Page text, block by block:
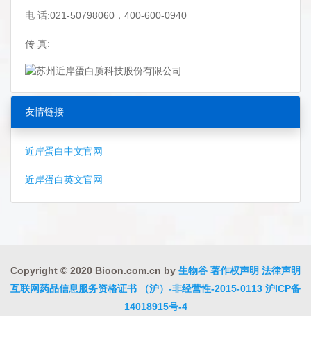
电 话:021-50798060，400-600-0940
传 真:
友情链接
近岸蛋白中文官网
近岸蛋白英文官网
Copyright © 2020 Bioon.com.cn by 生物谷 著作权声明 法律声明
互联网药品信息服务资格证书 （沪）-非经营性-2015-0113 沪ICP备
14018915号-4